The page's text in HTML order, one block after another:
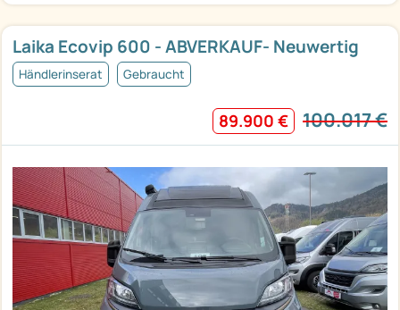
Laika Ecovip 600 - ABVERKAUF- Neuwertig
Händlerinserat Gebraucht
89.900 € 100.017 €